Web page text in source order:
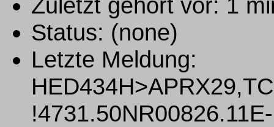
Status: (none)
Letzte Meldung: